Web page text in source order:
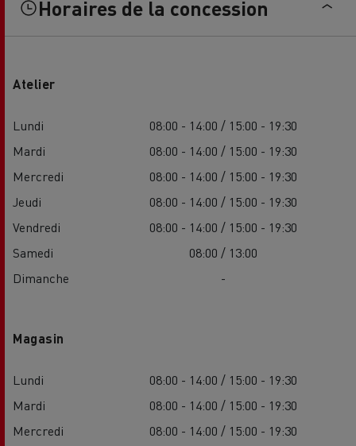
Horaires de la concession
Atelier
Lundi
08:00 - 14:00 / 15:00 - 19:30
Mardi
08:00 - 14:00 / 15:00 - 19:30
Mercredi
08:00 - 14:00 / 15:00 - 19:30
Jeudi
08:00 - 14:00 / 15:00 - 19:30
Vendredi
08:00 - 14:00 / 15:00 - 19:30
Samedi
08:00 / 13:00
Dimanche
-
Magasin
Lundi
08:00 - 14:00 / 15:00 - 19:30
Mardi
08:00 - 14:00 / 15:00 - 19:30
Mercredi
08:00 - 14:00 / 15:00 - 19:30